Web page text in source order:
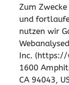
Zum
und
nutzen wir
Inc.
1600
CA 94043,